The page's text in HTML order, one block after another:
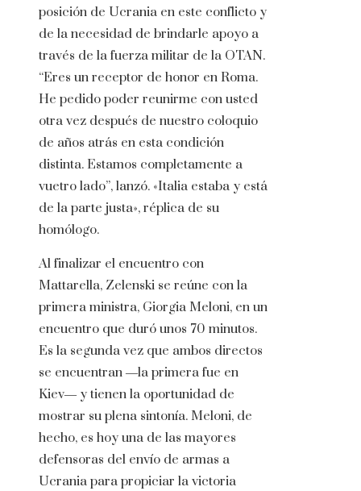
posición de Ucrania en este conflicto y
de la necesidad de brindarle apoyo a
través de la fuerza militar de la OTAN.
“Eres un receptor de honor en Roma.
He pedido poder reunirme con usted
otra vez después de nuestro coloquio
de años atrás en esta condición
distinta. Estamos completamente a
vuetro lado”, lanzó. «Italia estaba y está
de la parte justa», réplica de su
homólogo.
Al finalizar el encuentro con
Mattarella, Zelenski se reúne con la
primera ministra, Giorgia Meloni, en un
encuentro que duró unos 70 minutos.
Es la segunda vez que ambos directos
se encuentran ―la primera fue en
Kiev― y tienen la oportunidad de
mostrar su plena sintonía. Meloni, de
hecho, es hoy una de las mayores
defensoras del envío de armas a
Ucrania para propiciar la victoria